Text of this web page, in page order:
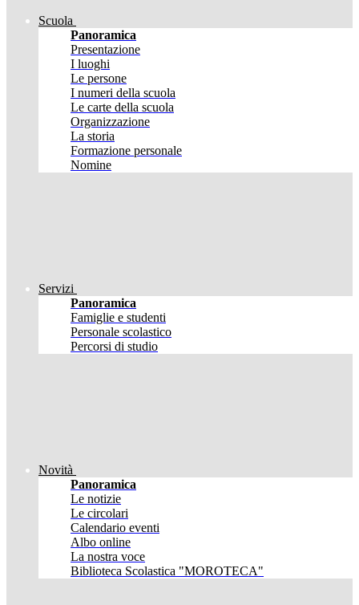
Scuola
Panoramica
Presentazione
I luoghi
Le persone
I numeri della scuola
Le carte della scuola
Organizzazione
La storia
Formazione personale
Nomine
Servizi
Panoramica
Famiglie e studenti
Personale scolastico
Percorsi di studio
Novità
Panoramica
Le notizie
Le circolari
Calendario eventi
Albo online
La nostra voce
Biblioteca Scolastica "MOROTECA"